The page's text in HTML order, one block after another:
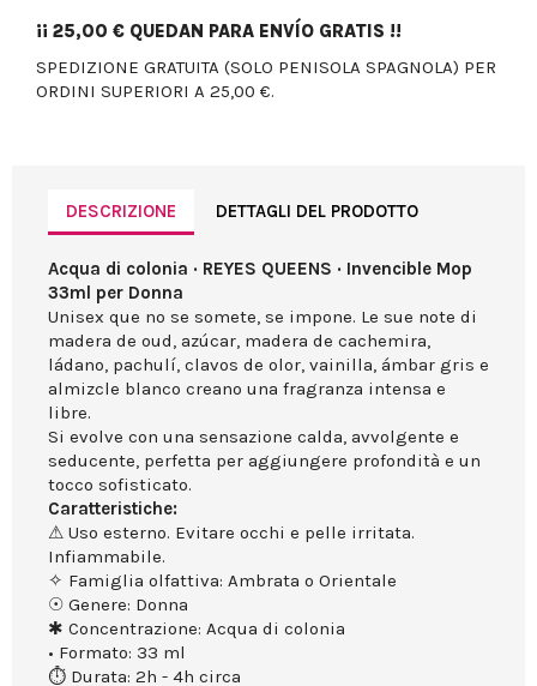
¡¡ 25,00 € QUEDAN PARA ENVÍO GRATIS !!
SPEDIZIONE GRATUITA (SOLO PENISOLA SPAGNOLA) PER
ORDINI SUPERIORI A 25,00 €.
DESCRIZIONE DETTAGLI DEL PRODOTTO
Acqua di colonia · REYES QUEENS · Invencible Mop
33ml per Donna
Unisex que no se somete, se impone. Le sue note di
madera de oud, azúcar, madera de cachemira,
ládano, pachulí, clavos de olor, vainilla, ámbar gris e
almizcle blanco creano una fragranza intensa e
libre.
Si evolve con una sensazione calda, avvolgente e
seducente, perfetta per aggiungere profondità e un
tocco sofisticato.
Caratteristiche:
⚠ Uso esterno. Evitare occhi e pelle irritata.
Infiammabile.
✧ Famiglia olfattiva: Ambrata o Orientale
☉ Genere: Donna
✱ Concentrazione: Acqua di colonia
• Formato: 33 ml
⏱ Durata: 2h - 4h circa